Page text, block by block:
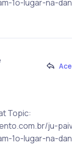
1o-lugar-na-
Topic:
ju-
1o-lugar-na-